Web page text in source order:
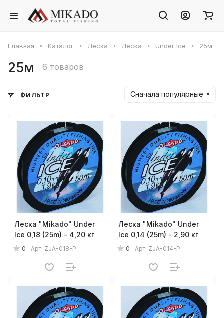
Главная Каталог Леска Леска Under Ice 25м
25м 6 товаров
ФИЛЬТР Сначала популярные
Леска "Mikado" Under
Ice 0,18 (25m) - 4,20 кг
0 Арт. ZJA-018-P
Леска "Mikado" Under
Ice 0,14 (25m) - 2,90 кг
0 Арт. ZJA-014-P